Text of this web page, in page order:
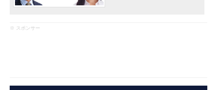
※ スポンサー